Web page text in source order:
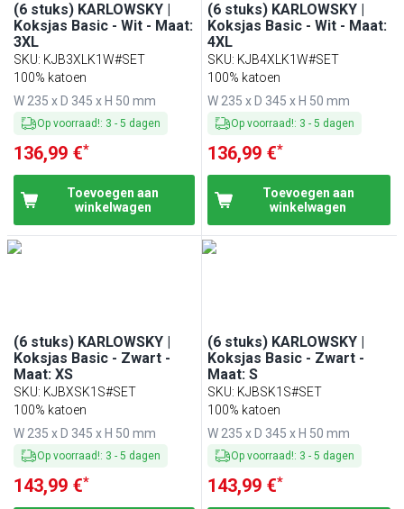
(6 stuks) KARLOWSKY |
Koksjas Basic - Wit - Maat:
3XL
SKU: KJB3XLK1W#SET
100% katoen
W 235 x D 345 x H 50 mm
Op voorraad!: 3 - 5 dagen
136,99 €*
Toevoegen aan
winkelwagen
(6 stuks) KARLOWSKY |
Koksjas Basic - Wit - Maat:
4XL
SKU: KJB4XLK1W#SET
100% katoen
W 235 x D 345 x H 50 mm
Op voorraad!: 3 -5 dagen
136,99 €*
Toevoegen aan
winkelwagen
(6 stuks) KARLOWSKY |
Koksjas Basic - Zwart -
Maat: XS
SKU: KJBXSK1S#SET
100% katoen
W 235 x D 345 x H 50 mm
Op voorraad!: 3 - 5 dagen
143,99 €*
(6 stuks) KARLOWSKY |
Koksjas Basic - Zwart -
Maat: S
SKU: KJBSK1S#SET
100% katoen
W 235 x D 345 x H 50 mm
Op voorraad!: 3 -5 dagen
143,99 €*